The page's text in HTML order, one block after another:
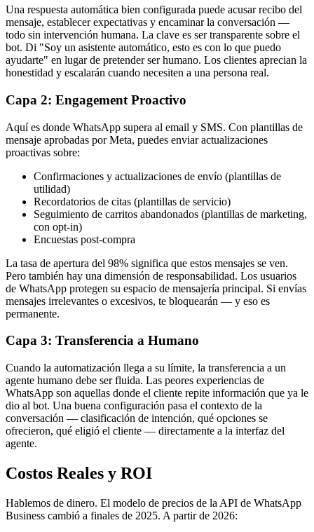
Una respuesta automática bien configurada puede acusar recibo del
mensaje, establecer expectativas y encaminar la conversación —
todo sin intervención humana. La clave es ser transparente sobre el
bot. Di "Soy un asistente automático, esto es con lo que puedo
ayudarte" en lugar de pretender ser humano. Los clientes aprecian la
honestidad y escalarán cuando necesiten a una persona real.
Capa 2: Engagement Proactivo
Aquí es donde WhatsApp supera al email y SMS. Con plantillas de
mensaje aprobadas por Meta, puedes enviar actualizaciones
proactivas sobre:
Confirmaciones y actualizaciones de envío (plantillas de
utilidad)
Recordatorios de citas (plantillas de servicio)
Seguimiento de carritos abandonados (plantillas de marketing,
con opt-in)
Encuestas post-compra
La tasa de apertura del 98% significa que estos mensajes se ven.
Pero también hay una dimensión de responsabilidad. Los usuarios
de WhatsApp protegen su espacio de mensajería principal. Si envías
mensajes irrelevantes o excesivos, te bloquearán — y eso es
permanente.
Capa 3: Transferencia a Humano
Cuando la automatización llega a su límite, la transferencia a un
agente humano debe ser fluida. Las peores experiencias de
WhatsApp son aquellas donde el cliente repite información que ya le
dio al bot. Una buena configuración pasa el contexto de la
conversación — clasificación de intención, qué opciones se
ofrecieron, qué eligió el cliente — directamente a la interfaz del
agente.
Costos Reales y ROI
Hablemos de dinero. El modelo de precios de la API de WhatsApp
Business cambió a finales de 2025. A partir de 2026: